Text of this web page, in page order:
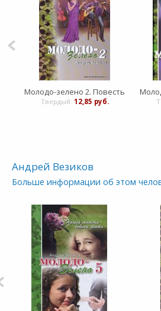
Молодо-зелено 2. Повесть
Твердый: 12,85 руб.
Андрей Везиков
Больше информации об этом